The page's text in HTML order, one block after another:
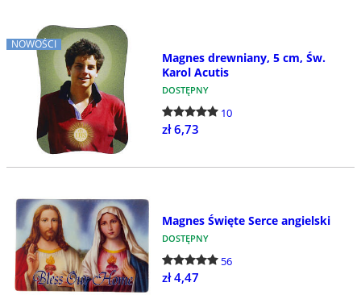
NOWOŚCI
Magnes drewniany, 5 cm, Św.
Karol Acutis
DOSTĘPNY
10
zł 6,73
Magnes Święte Serce angielski
DOSTĘPNY
56
zł 4,47